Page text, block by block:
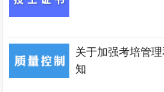
关于加强考培管
知